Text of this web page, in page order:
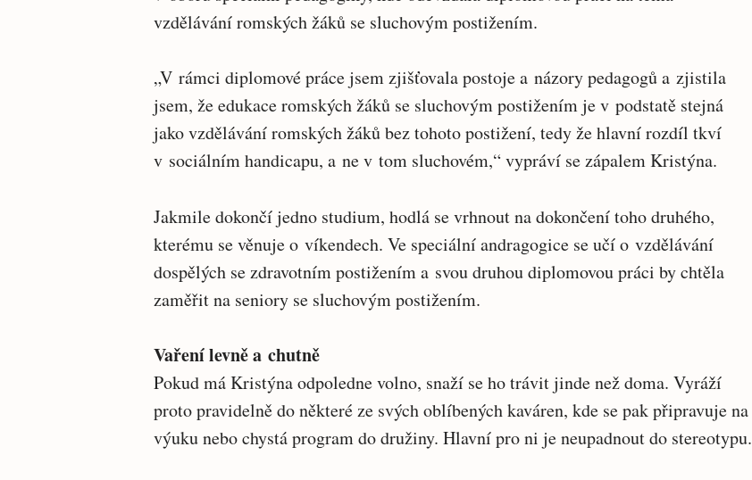
vzdělávání romských žáků se sluchovým postižením.
„V rámci diplomové práce jsem zjišťovala postoje a názory pedagogů a zjistila
jsem, že edukace romských žáků se sluchovým postižením je v podstatě stejná
jako vzdělávání romských žáků bez tohoto postižení, tedy že hlavní rozdíl tkví
v sociálním handicapu, a ne v tom sluchovém,“ vypráví se zápalem Kristýna.
Jakmile dokončí jedno studium, hodlá se vrhnout na dokončení toho druhého,
kterému se věnuje o víkendech. Ve speciální andragogice se učí o vzdělávání
dospělých se zdravotním postižením a svou druhou diplomovou práci by chtěla
zaměřit na seniory se sluchovým postižením.
Vaření levně a chutně
Pokud má Kristýna odpoledne volno, snaží se ho trávit jinde než doma. Vyráží
proto pravidelně do některé ze svých oblíbených kaváren, kde se pak připravuje na
výuku nebo chystá program do družiny. Hlavní pro ni je neupadnout do stereotypu.